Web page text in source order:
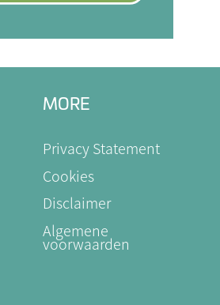
MORE
Privacy Statement
Cookies
Disclaimer
Algemene
voorwaarden